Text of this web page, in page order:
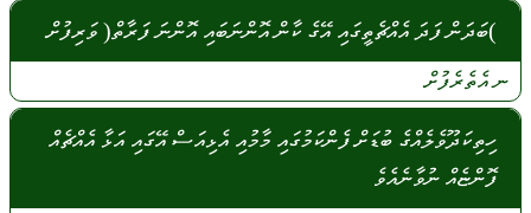
)ބަދަން ފަދަ އެއްޗެތީގައި އޭގެ ކާން އޮންނަބައި އޮންނަ ފަރާތް( ވަރިފުށް
ނއެތެރެފުށް
ހިތިކަދޫވެލެއްގެ ބުޑަށް ފެންކަމުގައި މާމުއި އެޅިއަސް އޭގައި އަޅާ އެއްޗެއް
ފޮންޏެއް ނުވާނެއެވެ